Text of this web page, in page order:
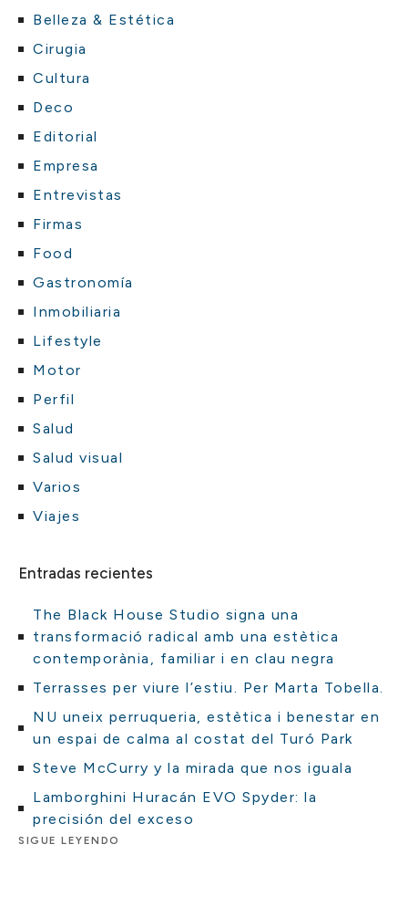
Belleza & Estética
Cirugia
Cultura
Deco
Editorial
Empresa
Entrevistas
Firmas
Food
Gastronomía
Inmobiliaria
Lifestyle
Motor
Perfil
Salud
Salud visual
Varios
Viajes
Entradas recientes
The Black House Studio signa una
transformació radical amb una estètica
contemporània, familiar i en clau negra
Terrasses per viure l’estiu. Per Marta Tobella.
NU uneix perruqueria, estètica i benestar en
un espai de calma al costat del Turó Park
Steve McCurry y la mirada que nos iguala
Lamborghini Huracán EVO Spyder: la
precisión del exceso
SIGUE LEYENDO